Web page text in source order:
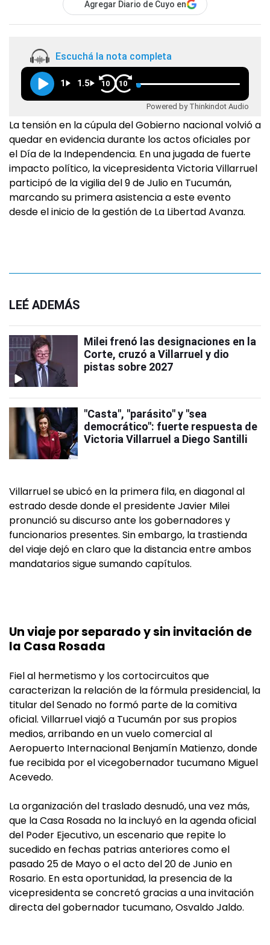
Agregar Diario de Cuyo en
Escuchá la nota completa
1 1.5 10 10
Powered by Thinkindot Audio
La tensión en la cúpula del Gobierno nacional volvió a
quedar en evidencia durante los actos oficiales por
el Día de la Independencia. En una jugada de fuerte
impacto político, la vicepresidenta Victoria Villarruel
participó de la vigilia del 9 de Julio en Tucumán,
marcando su primera asistencia a este evento
desde el inicio de la gestión de La Libertad Avanza.
LEÉ ADEMÁS
Milei frenó las designaciones en la
Corte, cruzó a Villarruel y dio
pistas sobre 2027
"Casta", "parásito" y "sea
democrático": fuerte respuesta de
Victoria Villarruel a Diego Santilli
Villarruel se ubicó en la primera fila, en diagonal al
estrado desde donde el presidente Javier Milei
pronunció su discurso ante los gobernadores y
funcionarios presentes. Sin embargo, la trastienda
del viaje dejó en claro que la distancia entre ambos
mandatarios sigue sumando capítulos.
Un viaje por separado y sin invitación de
la Casa Rosada
Fiel al hermetismo y los cortocircuitos que
caracterizan la relación de la fórmula presidencial, la
titular del Senado no formó parte de la comitiva
oficial. Villarruel viajó a Tucumán por sus propios
medios, arribando en un vuelo comercial al
Aeropuerto Internacional Benjamín Matienzo, donde
fue recibida por el vicegobernador tucumano Miguel
Acevedo.
La organización del traslado desnudó, una vez más,
que la Casa Rosada no la incluyó en la agenda oficial
del Poder Ejecutivo, un escenario que repite lo
sucedido en fechas patrias anteriores como el
pasado 25 de Mayo o el acto del 20 de Junio en
Rosario. En esta oportunidad, la presencia de la
vicepresidenta se concretó gracias a una invitación
directa del gobernador tucumano, Osvaldo Jaldo.